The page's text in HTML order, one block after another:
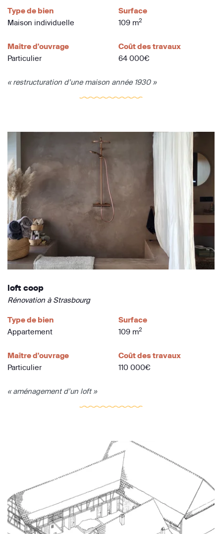
Type de bien
Maison individuelle
Surface
109 m2
Maître d'ouvrage
Particulier
Coût des travaux
64 000€
« restructuration d’une maison année 1930 »
loft coop
Rénovation à Strasbourg
Type de bien
Appartement
Surface
109 m2
Maître d'ouvrage
Particulier
Coût des travaux
110 000€
« aménagement d’un loft »